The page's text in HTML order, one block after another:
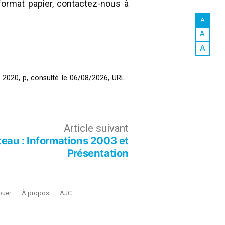
A
A
A
papier, contactez-nous à
2020, p, consulté le 06/08/2026, URL :
Article suivant
: Informations 2003 et
Présentation
À propos AJC